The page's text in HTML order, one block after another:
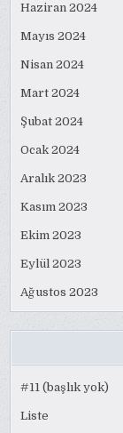
Haziran 2024
Mayıs 2024
Nisan 2024
Mart 2024
Şubat 2024
Ocak 2024
Aralık 2023
Kasım 2023
Ekim 2023
Eylül 2023
Ağustos 2023
#11 (başlık yok)
Liste